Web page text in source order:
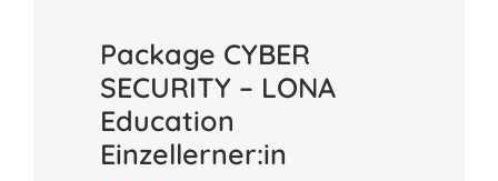
Package CYBER
SECURITY – LONA
Education
Einzellerner:in